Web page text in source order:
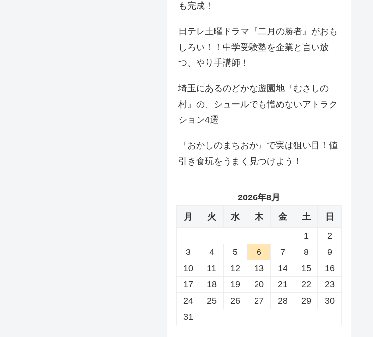
も完成！
日テレ土曜ドラマ『二月の勝者』がおも
しろい！！中学受験塾を企業と言い放
つ、やり手講師！
埼玉にあるのどかな遊園地『むさしの
村』の、シュールでも憎めないアトラク
ション4選
『おかしのまちおか』で実は狙い目！値
引き食玩をうまく見つけよう！
2026年8月
月
火 水 木 金 土
日
1
2
3
4 5 6 7 8
9
10
11 12 13 14 15
16
17
18 19 20 21 22
23
24
25 26 27 28 29
30
31